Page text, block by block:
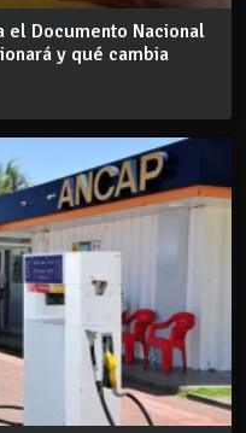
el Documento Nacional
y qué cambia